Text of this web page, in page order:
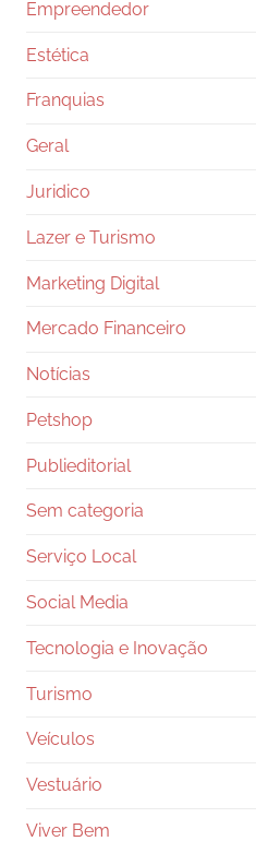
Empreendedor
Estética
Franquias
Geral
Juridico
Lazer e Turismo
Marketing Digital
Mercado Financeiro
Notícias
Petshop
Publieditorial
Sem categoria
Serviço Local
Social Media
Tecnologia e Inovação
Turismo
Veículos
Vestuário
Viver Bem